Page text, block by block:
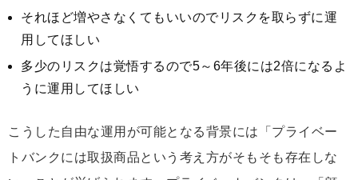
それほど増やさなくてもいいのでリスクを取らずに運
用してほしい
多少のリスクは覚悟するので5～6年後には2倍になるよ
うに運用してほしい
こうした自由な運用が可能となる背景には「プライベー
トバンクには取扱商品という考え方がそもそも存在しな